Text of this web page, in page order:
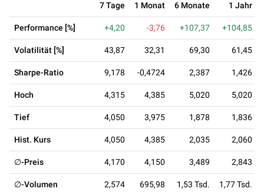
7 Tage 1 Monat 6 Monate 1 Jahr
Performance [%] +4,20 -3,76 +107,37 +104,85
Volatilität [%] 43,87 32,31 69,30 61,45
Sharpe-Ratio 9,178 -0,4724 2,387 1,426
Hoch 4,315 4,385 5,020 5,020
Tief 4,050 3,975 1,878 1,836
Hist. Kurs 4,050 4,385 2,035 2,060
∅-Preis 4,170 4,150 3,489 2,843
∅-Volumen 2,574 695,98 1,53 Tsd. 1,77 Tsd.